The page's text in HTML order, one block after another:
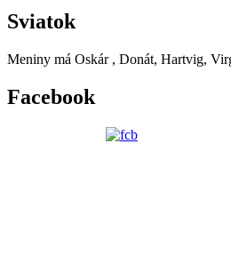
Sviatok
Meniny má Oskár , Donát, Hartvig,
Facebook